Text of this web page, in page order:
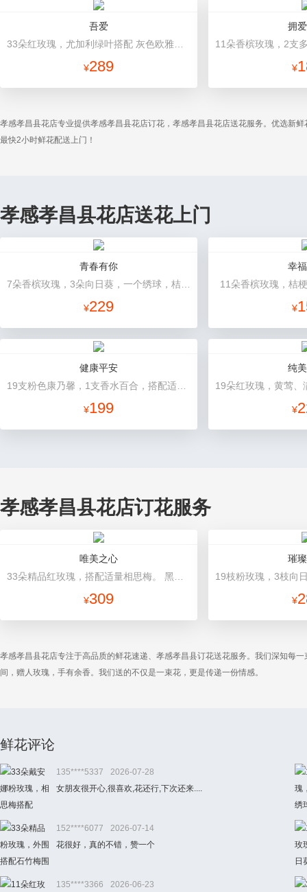
吾爱
¥289
拥
¥
孝感孝昌县花店专业提供孝感孝昌县花店订花，孝感孝昌县花店送花服务。优选新
最快2小时鲜花配送上门！
孝感孝昌县花店送花上门
青春有你
¥229
幸
11朵香槟玫瑰，桔
¥
健康平安
¥199
纯
19朵红玫瑰，黄莺、
¥
孝感孝昌县花店订花服务
唯美之心
¥309
璀
¥
孝感孝昌县花店专注于高品质的鲜花速递、孝感孝昌县订花送花服务。我们深知每
间，赠人玫瑰，手有余香。我们送的不仅是一束花，更是传递一份情感。
鲜花评论
135****5337
2026-07-28
女朋友很开心,很喜欢,花还行,下次还来....
152****6077
2026-07-14
花很好，真的不错，赞一个
135****3366
2026-06-23